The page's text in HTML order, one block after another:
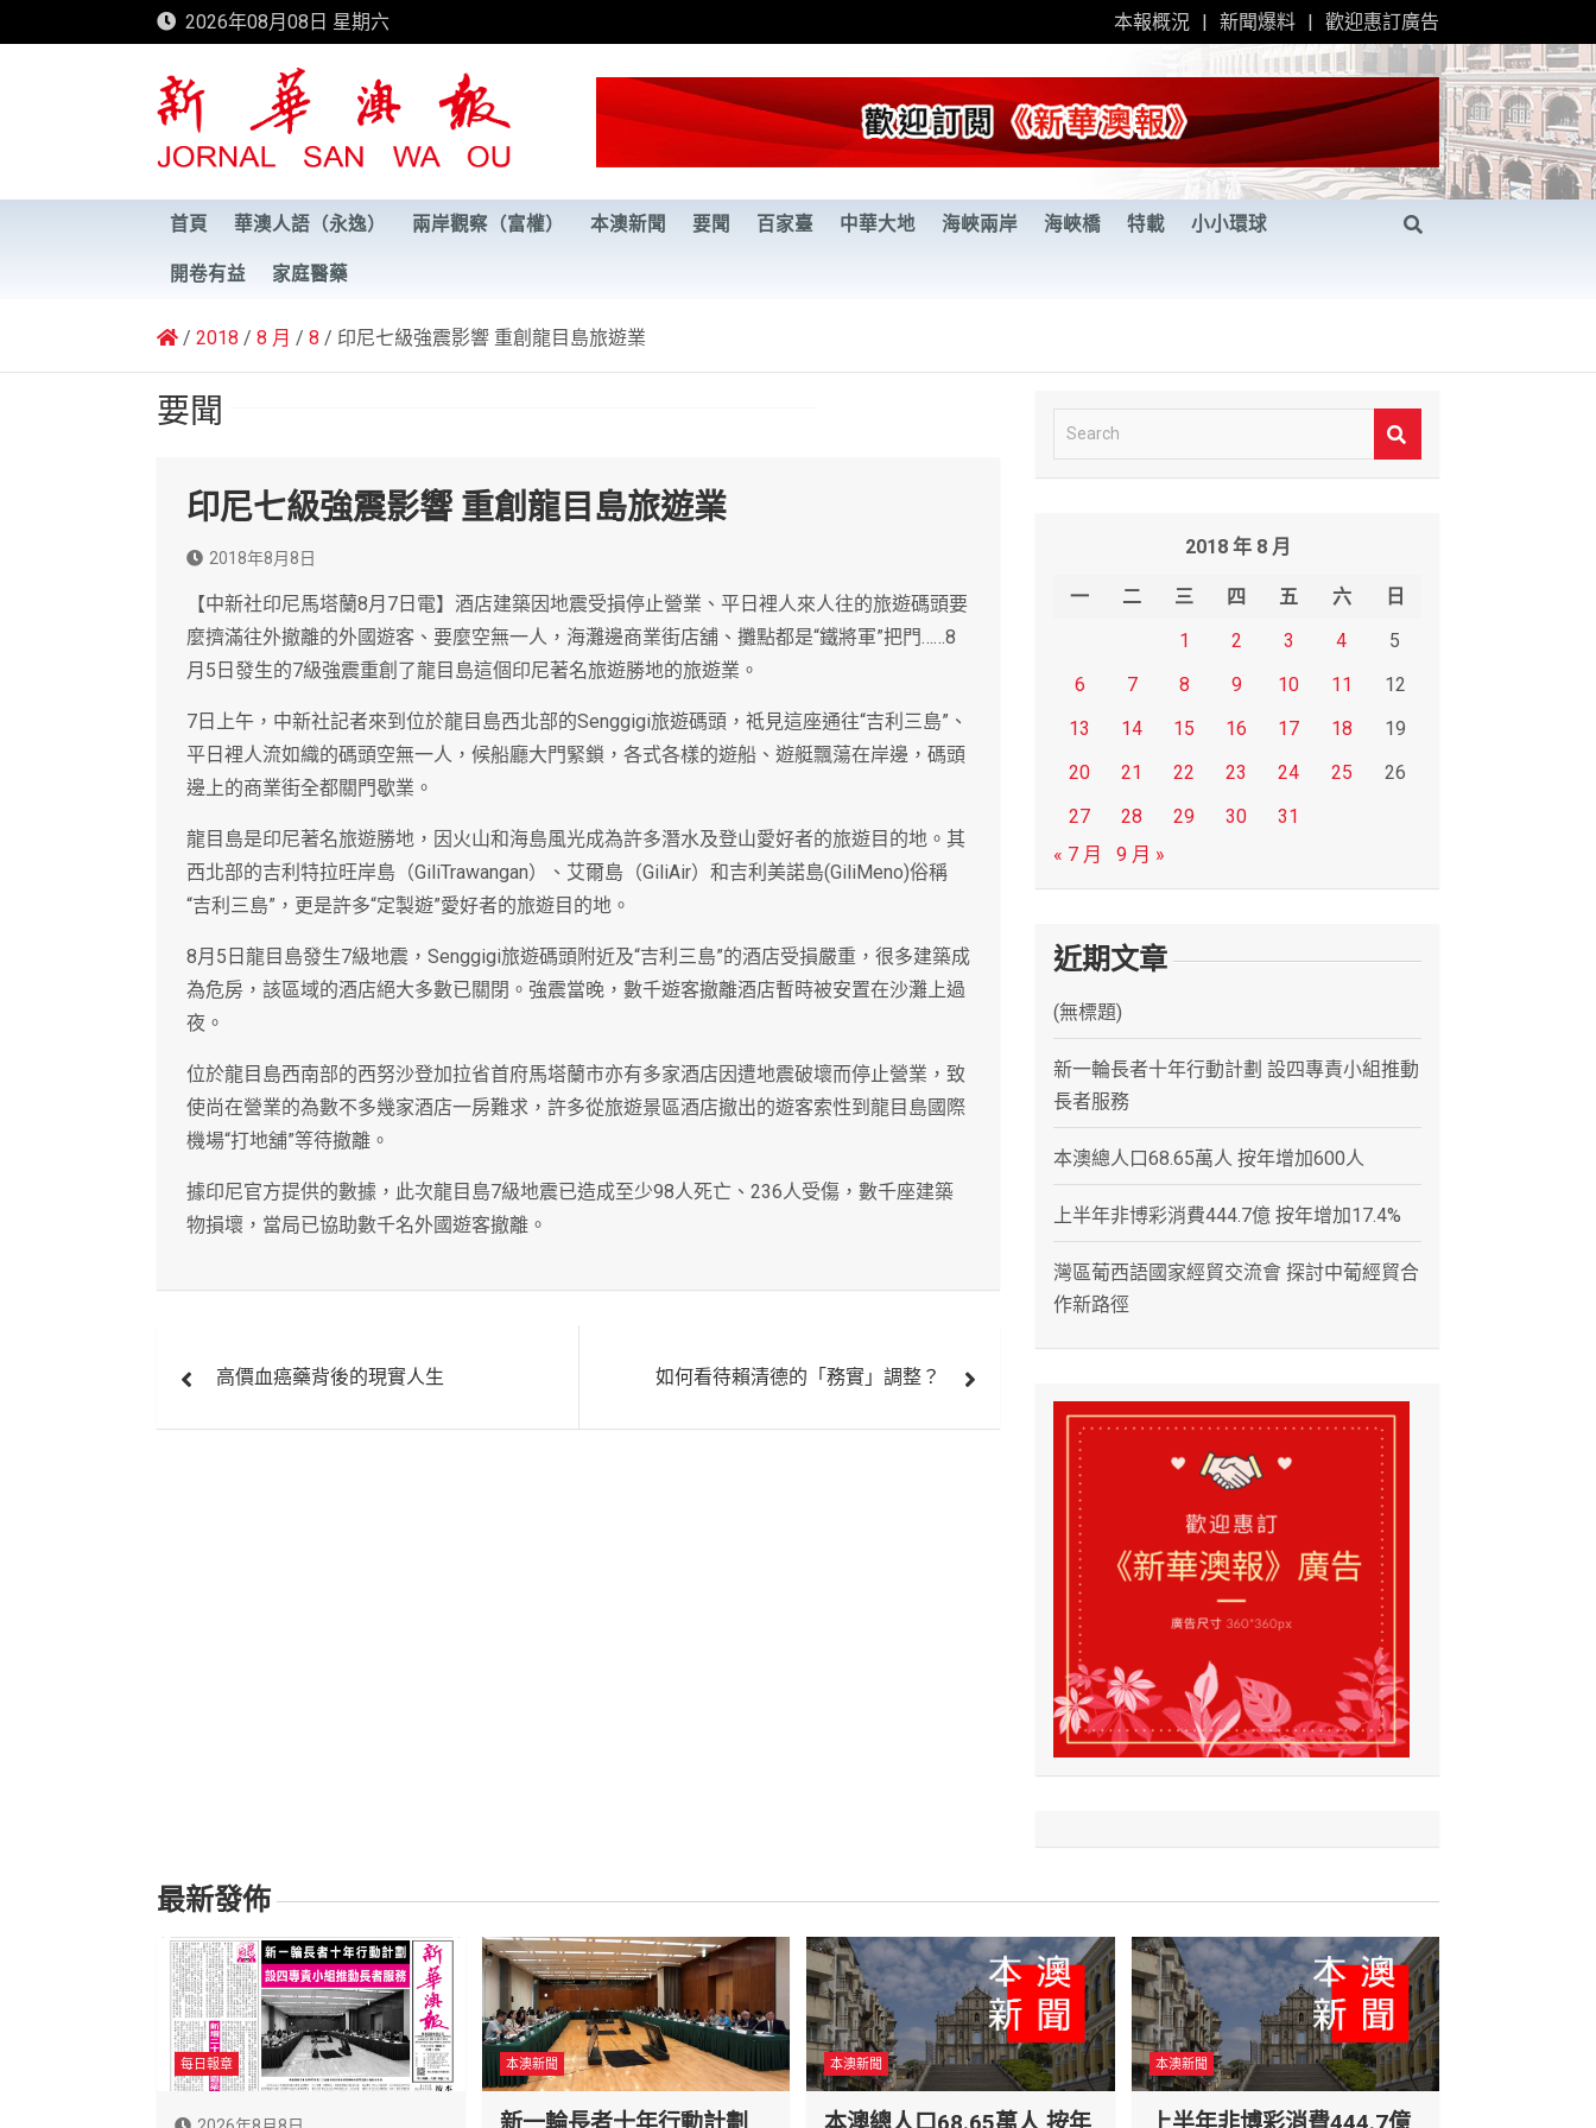
to
2026年08月08日 星期六 本報概況 新聞爆料 歡迎惠訂廣告
新華澳報
首頁 華澳人語（永逸） 兩岸觀察（富權） 本澳新聞 要聞 百家臺 中華大地 海峽兩岸 海峽橋 特載 小小環球
開卷有益 家庭醫藥
2018 8 月 8 印尼七級強震影響 重創龍目島旅遊業
要聞
印尼七級強震影響 重創龍目島旅遊業
2018年8月8日
【中新社印尼馬塔蘭8月7日電】酒店建築因地震受損停止營業、平日裡人來人往的旅遊碼頭要
麼擠滿往外撤離的外國遊客、要麼空無一人，海灘邊商業街店舖、攤點都是“鐵將軍”把門……8
月5日發生的7級強震重創了龍目島這個印尼著名旅遊勝地的旅遊業。
7日上午，中新社記者來到位於龍目島西北部的Senggigi旅遊碼頭，祗見這座通往“吉利三島”、
平日裡人流如織的碼頭空無一人，候船廳大門緊鎖，各式各樣的遊船、遊艇飄蕩在岸邊，碼頭
邊上的商業街全都關門歇業。
龍目島是印尼著名旅遊勝地，因火山和海島風光成為許多潛水及登山愛好者的旅遊目的地。其
西北部的吉利特拉旺岸島（GiliTrawangan）、艾爾島（GiliAir）和吉利美諾島(GiliMeno)俗稱
“吉利三島”，更是許多“定製遊”愛好者的旅遊目的地。
8月5日龍目島發生7級地震，Senggigi旅遊碼頭附近及“吉利三島”的酒店受損嚴重，很多建築成
為危房，該區域的酒店絕大多數已關閉。強震當晚，數千遊客撤離酒店暫時被安置在沙灘上過
夜。
位於龍目島西南部的西努沙登加拉省首府馬塔蘭市亦有多家酒店因遭地震破壞而停止營業，致
使尚在營業的為數不多幾家酒店一房難求，許多從旅遊景區酒店撤出的遊客索性到龍目島國際
機場“打地舖”等待撤離。
據印尼官方提供的數據，此次龍目島7級地震已造成至少98人死亡、236人受傷，數千座建築
物損壞，當局已協助數千名外國遊客撤離。
章
高價血癌藥背後的現實人生 如何看待賴清德的「務實」調整？
e
2018 年 8 月
一 二 三 四 五 六
日
1
2 3 4
5
6
7 8 9 10 11
12
13
14 15 16 17 18
19
20
21 22 23 24 25
26
27
28 29 30
31
« 7 月
9 月 »
近期文章
(無標題)
新一輪長者十年行動計劃 設四專責小組推動
長者服務
本澳總人口68.65萬人 按年增加600人
上半年非博彩消費444.7億 按年增加17.4%
灣區葡西語國家經貿交流會 探討中葡經貿合
作新路徑
最新發佈
每日報章 本澳新聞 本澳新聞 本澳新聞